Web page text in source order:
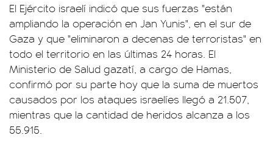
El Ejército israelí indicó que sus fuerzas "están
ampliando la operación en Jan Yunis", en el sur de
Gaza y que "eliminaron a decenas de terroristas" en
todo el territorio en las últimas 24 horas. El
Ministerio de Salud gazatí, a cargo de Hamas,
confirmó por su parte hoy que la suma de muertos
causados por los ataques israelíes llegó a 21.507,
mientras que la cantidad de heridos alcanza a los
55.915.